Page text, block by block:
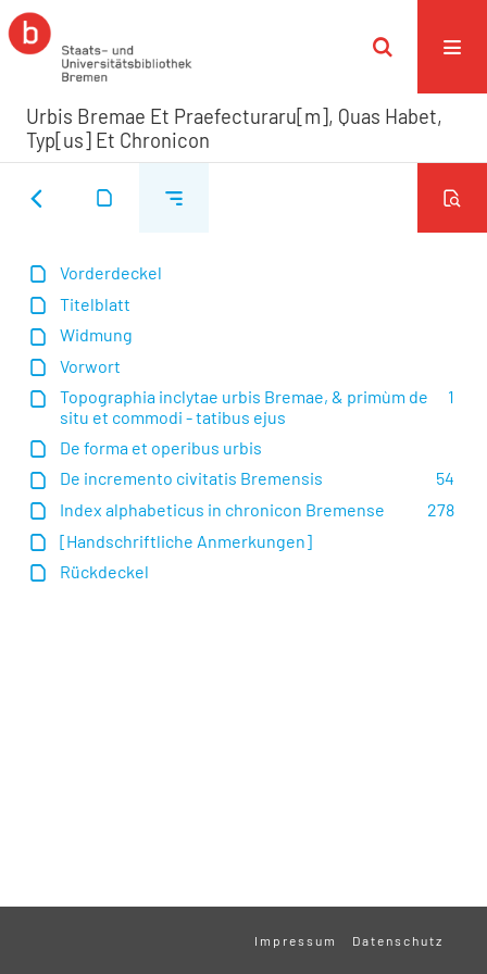
Urbis Bremae Et Praefecturaru[m], Quas Habet,
Typ[us] Et Chronicon
Vorderdeckel
Titelblatt
Widmung
Vorwort
1
Topographia inclytae urbis Bremae, & primùm de
situ et commodi - tatibus ejus
De forma et operibus urbis
54
De incremento civitatis Bremensis
278
Index alphabeticus in chronicon Bremense
[Handschriftliche Anmerkungen]
Rückdeckel
Impressum Datenschutz